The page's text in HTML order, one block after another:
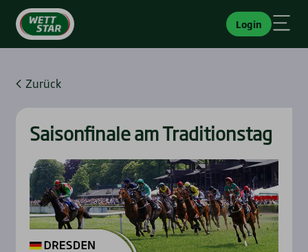
Login
Zurück
Sai­son­fi­na­le am Tra­di­ti­ons­tag